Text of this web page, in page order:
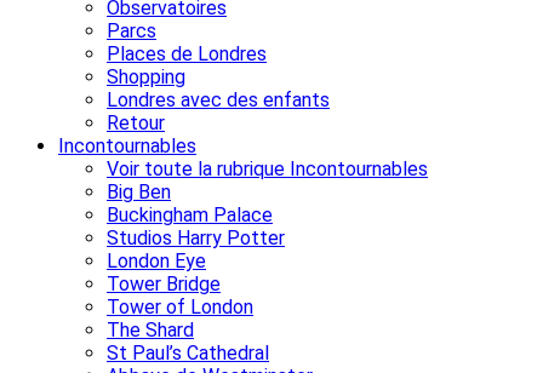
Observatoires
Parcs
Places de Londres
Shopping
Londres avec des enfants
Retour
Incontournables
Voir toute la rubrique Incontournables
Big Ben
Buckingham Palace
Studios Harry Potter
London Eye
Tower Bridge
Tower of London
The Shard
St Paul’s Cathedral